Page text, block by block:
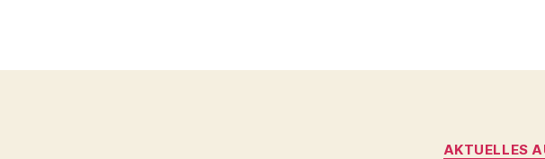
AKTUELLES